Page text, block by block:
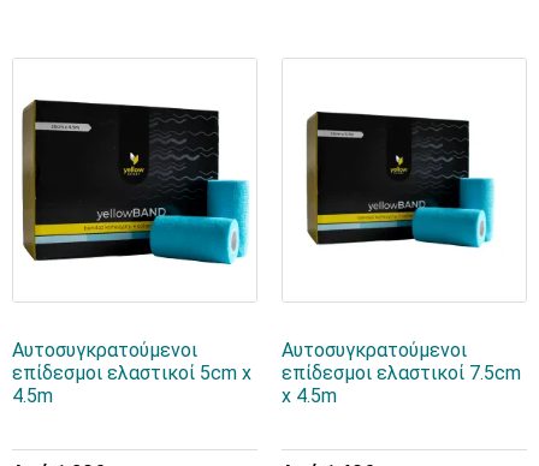
Αυτοσυγκρατούμενοι
επίδεσμοι ελαστικοί 5cm x
4.5m
Αυτοσυγκρατούμενοι
επίδεσμοι ελαστικοί 7.5cm
x 4.5m